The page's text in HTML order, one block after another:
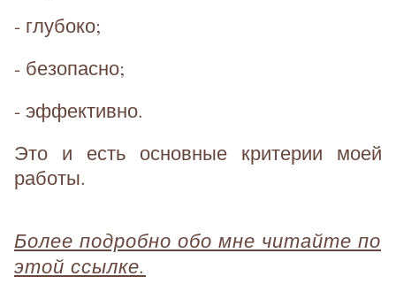
- глубоко;
- безопасно;
- эффективно.
Это и есть основные критерии моей
работы.
Более подробно обо мне читайте по
этой ссылке.